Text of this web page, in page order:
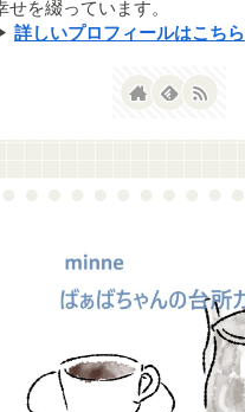
せを綴っています。
詳しいプロフィールはこちら